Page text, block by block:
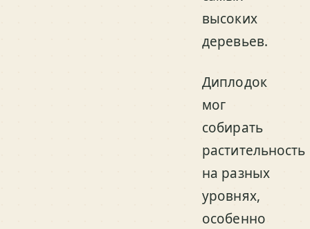
высоких
деревьев.
Диплодок
мог
собирать
растительность
на разных
уровнях,
особенно